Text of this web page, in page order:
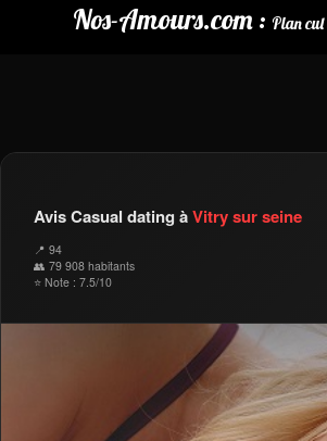
Nos-Amours.com : Plan cul
Avis Casual dating àVitry sur seine
📍 94
👥 79 908 habitants
⭐ Note : 7.5/10